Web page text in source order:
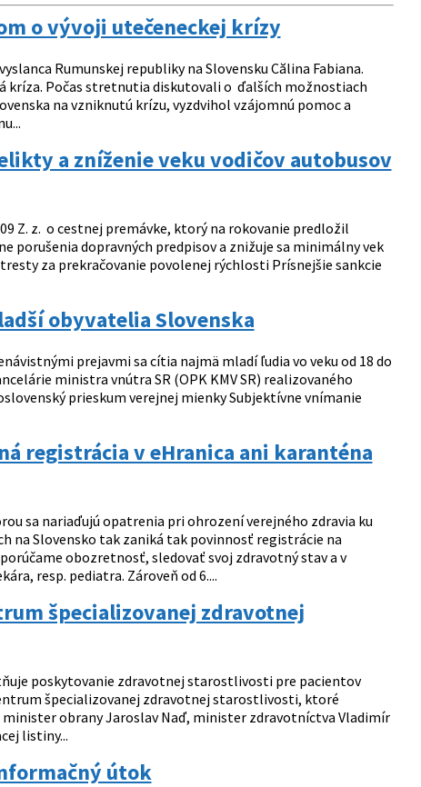
o vývoji utečeneckej krízy
Rumunskej republiky na Slovensku Călina Fabiana.
kríza. Počas stretnutia diskutovali o ďalších možnostiach
na vzniknutú krízu, vyzdvihol vzájomnú pomoc a
a zníženie veku vodičov autobusov
Z. z. o cestnej premávke, ktorý na rokovanie predložil
porušenia dopravných predpisov a znižuje sa minimálny vek
za prekračovanie povolenej rýchlosti Prísnejšie sankcie
obyvatelia Slovenska
prejavmi sa cítia najmä mladí ľudia vo veku od 18 do
ministra vnútra SR (OPK KMV SR) realizovaného
prieskum verejnej mienky Subjektívne vnímanie
registrácia v eHranica ani karanténa
sa nariaďujú opatrenia pri ohrození verejného zdravia ku
na Slovensko tak zaniká tak povinnosť registrácie na
obozretnosť, sledovať svoj zdravotný stav a v
resp. pediatra. Zároveň od 6....
špecializovanej zdravotnej
poskytovanie zdravotnej starostlivosti pre pacientov
špecializovanej zdravotnej starostlivosti, ktoré
obrany Jaroslav Naď, minister zdravotníctva Vladimír
listiny...
útok